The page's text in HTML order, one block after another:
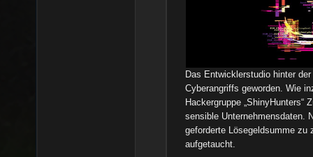
Das Entwicklerstudio hinter
Cyberangriffs geworden. Wie
Hackergruppe „ShinyHunters“
sensible Unternehmensdaten.
geforderte Lösegeldsumme zu
aufgetaucht.